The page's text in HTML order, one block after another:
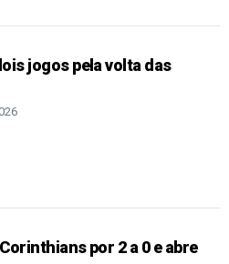
jogos pela volta das
por 2 a 0 e abre